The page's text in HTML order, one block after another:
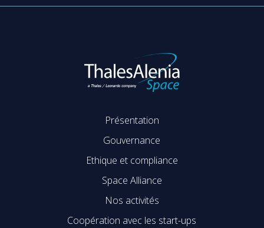
Présentation
Gouvernance
Ethique et compliance
Space Alliance
Nos activités
Coopération avec les start-ups